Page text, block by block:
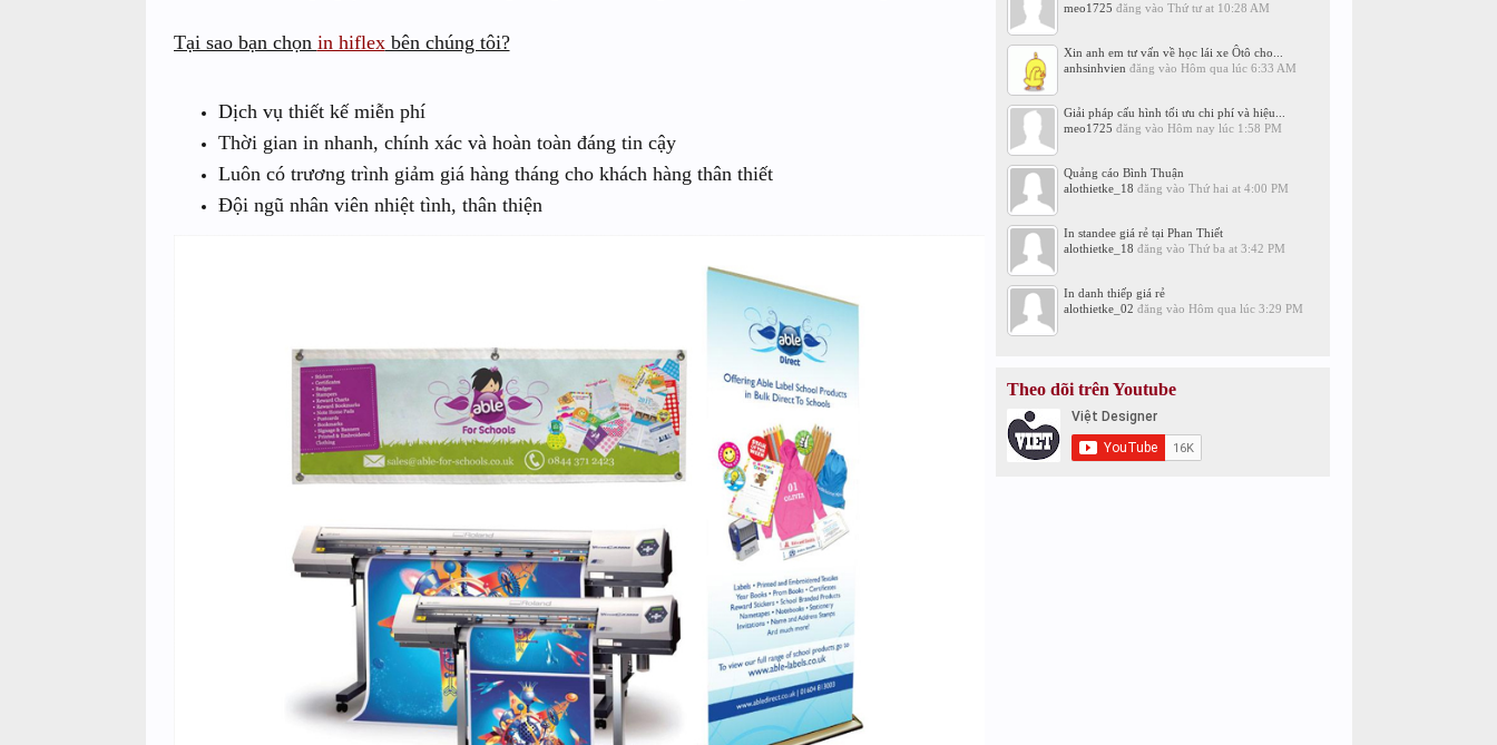
Tại sao bạn chọn in hiflexbên chúng tôi?
Dịch vụ thiết kế miễn phí
Thời gian in nhanh, chính xác và hoàn toàn đáng tin cậy
Luôn có trương trình giảm giá hàng tháng cho khách hàng thân thiết
Đội ngũ nhân viên nhiệt tình, thân thiện
meo1725 đăng vào Thứ tư at 10:28 AM
Xin anh em tư vấn về học lái xe Ôtô cho...
anhsinhvien đăng vào Hôm qua lúc 6:33 AM
Giải pháp cấu hình tối ưu chi phí và hiệu...
meo1725 đăng vào Hôm nay lúc 1:58 PM
Quảng cáo Bình Thuận
alothietke_18 đăng vào Thứ hai at 4:00 PM
In standee giá rẻ tại Phan Thiết
alothietke_18 đăng vào Thứ ba at 3:42 PM
In danh thiếp giá rẻ
alothietke_02 đăng vào Hôm qua lúc 3:29 PM
Theo dõi trên Youtube